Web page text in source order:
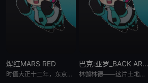
煋红MARS RED
时值大正十二年，东京的夜晚，那些将会出现。他们是潜藏在黑暗中，啜饮人类鲜血的吸血鬼，在更久远的时代就隐身居住在这个世界。陆军内部创设了第十六特务队来管理他们，通称「零机关」。这个部队是中岛中将为了对抗
巴克:亚罗_BACK ARROW
林伽林德——这片土地是被墙壁包围起来的世界。 墙壁将这片土地覆盖、守护、哺育、培养。 墙壁即是神——是这片大地，林伽林德的根基。 某天，在林伽林德边境之地「艾泽村」 出现了一位神秘男子「巴克·亚罗」。